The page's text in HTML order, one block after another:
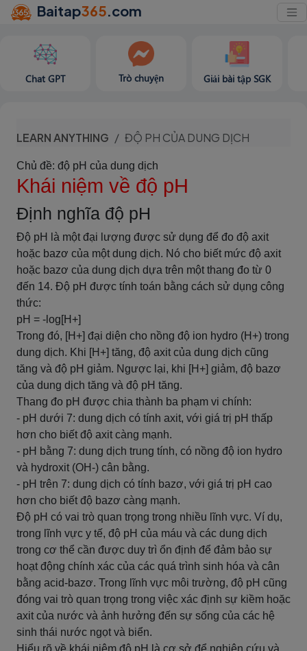
Baitap365.com
Chat GPT Trò chuyện Giải bài tập SGK
LEARN ANYTHING ĐỘ PH CỦA DUNG DỊCH
Chủ đề: độ pH của dung dịch
Khái niệm về độ pH
Định nghĩa độ pH
Độ pH là một đại lượng được sử dụng để đo độ axit
hoặc bazơ của một dung dịch. Nó cho biết mức độ axit
hoặc bazơ của dung dịch dựa trên một thang đo từ 0
đến 14. Độ pH được tính toán bằng cách sử dụng công
thức:
pH = -log[H+]
Trong đó, [H+] đại diện cho nồng độ ion hydro (H+) trong
dung dịch. Khi [H+] tăng, độ axit của dung dịch cũng
tăng và độ pH giảm. Ngược lại, khi [H+] giảm, độ bazơ
của dung dịch tăng và độ pH tăng.
Thang đo pH được chia thành ba phạm vi chính:
- pH dưới 7: dung dịch có tính axit, với giá trị pH thấp
hơn cho biết độ axit càng mạnh.
- pH bằng 7: dung dịch trung tính, có nồng độ ion hydro
và hydroxit (OH-) cân bằng.
- pH trên 7: dung dịch có tính bazơ, với giá trị pH cao
hơn cho biết độ bazơ càng mạnh.
Độ pH có vai trò quan trọng trong nhiều lĩnh vực. Ví dụ,
trong lĩnh vực y tế, độ pH của máu và các dung dịch
trong cơ thể cần được duy trì ổn định để đảm bảo sự
hoạt động chính xác của các quá trình sinh hóa và cân
bằng acid-bazơ. Trong lĩnh vực môi trường, độ pH cũng
đóng vai trò quan trọng trong việc xác định sự kiềm hoặc
axit của nước và ảnh hưởng đến sự sống của các hệ
sinh thái nước ngọt và biển.
Hiểu rõ về khái niệm độ pH là cơ sở để nghiên cứu và